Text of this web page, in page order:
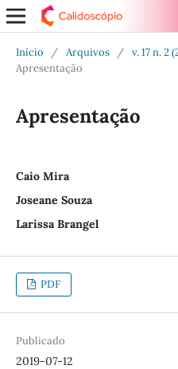
Início / Arquivos / v. 17 n. 2
Apresentação
Apresentação
Caio Mira
Joseane Souza
Larissa Brangel
PDF
Publicado
2019-07-12